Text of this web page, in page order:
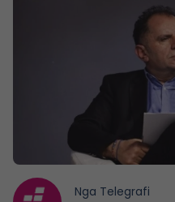
Nga Telegrafi